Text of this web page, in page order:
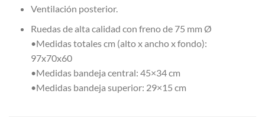
Ventilación posterior.
Ruedas de alta calidad con freno de 75 mm Ø
•Medidas totales cm (alto x ancho x fondo):
97x70x60
•Medidas bandeja central: 45×34 cm
•Medidas bandeja superior: 29×15 cm